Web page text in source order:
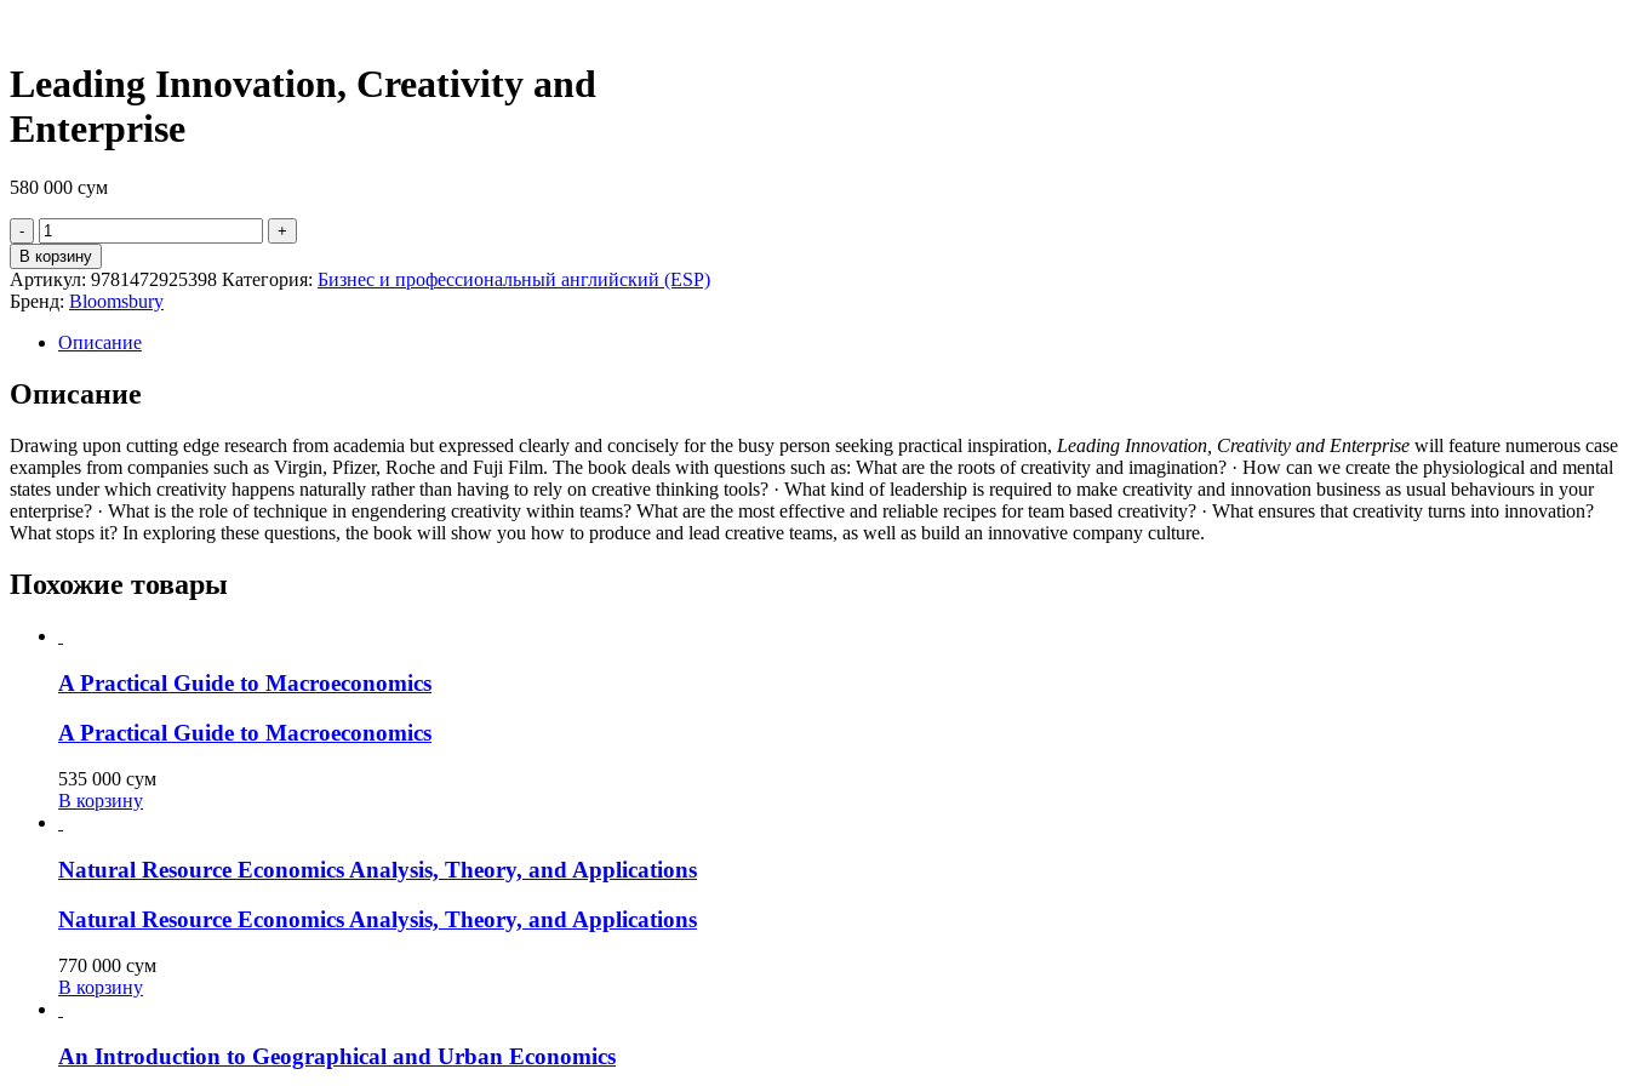
Leading Innovation, Creativity and
Enterprise
580 000 сум
Quantity
В корзину
Артикул: 9781472925398 Категория: Бизнес и профессиональный английский (ESP)
Бренд: Bloomsbury
Описание
Описание
Drawing upon cutting edge research from academia but expressed clearly and concisely for the busy person seeking practical inspiration, Leading Innovation, Creativity and Enterprise will feature numerous case
examples from companies such as Virgin, Pfizer, Roche and Fuji Film. The book deals with questions such as: What are the roots of creativity and imagination? · How can we create the physiological and mental
states under which creativity happens naturally rather than having to rely on creative thinking tools? · What kind of leadership is required to make creativity and innovation business as usual behaviours in your
enterprise? · What is the role of technique in engendering creativity within teams? What are the most effective and reliable recipes for team based creativity? · What ensures that creativity turns into innovation?
What stops it? In exploring these questions, the book will show you how to produce and lead creative teams, as well as build an innovative company culture.
Похожие товары
A Practical Guide to Macroeconomics
A Practical Guide to Macroeconomics
535 000 сум
В корзину
Natural Resource Economics Analysis, Theory, and Applications
Natural Resource Economics Analysis, Theory, and Applications
770 000 сум
В корзину
An Introduction to Geographical and Urban Economics